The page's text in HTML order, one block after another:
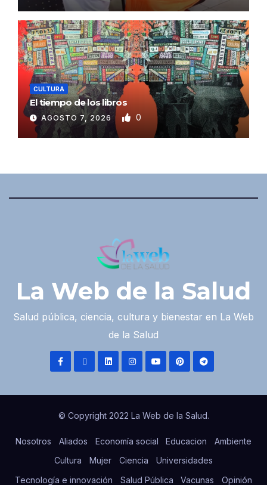
CULTURA
El tiempo de los libros
AGOSTO 7, 2026 0
La Web de la Salud
Salud pública, ciencia, cultura y bienestar en La Web
de la Salud
© Copyright 2022 La Web de la Salud.
Nosotros Aliados Economía social Educacion
Ambiente
Cultura
Mujer Ciencia
Universidades
Tecnología e innovación
Salud Pública Vacunas Opinión